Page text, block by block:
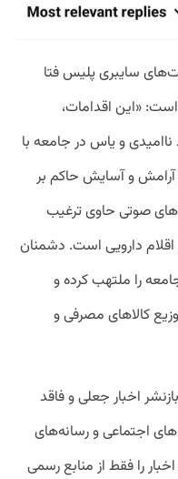
سایبری پلیس فتا
است: «این‌ اقدامات،
و یاس در جامعه با
آرامش و آسایش حاکم بر
صوتی حاوی ترغیب
اقلام دارویی است. دشمنان
را ملتهب کرده و
کالاهای مصرفی و
اخبار جعلی و فاقد
اجتماعی و رسانه‌های
را فقط از منابع رسمی